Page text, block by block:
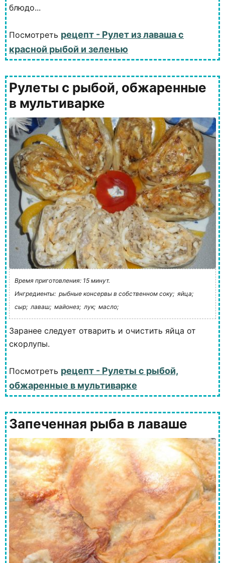
блюдо...
Посмотреть рецепт - Рулет из лаваша с
красной рыбой и зеленью
Рулеты с рыбой, обжаренные
в мультиварке
Время приготовления: 15 минут.
Ингредиенты: рыбные консервы в собственном соку; яйца;
сыр; лаваш; майонез; лук; масло;
Заранее следует отварить и очистить яйца от
скорлупы.
Посмотреть рецепт - Рулеты с рыбой,
обжаренные в мультиварке
Запеченная рыба в лаваше